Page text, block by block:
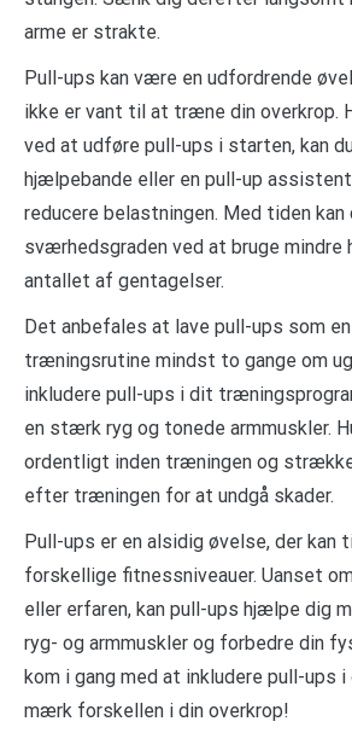
arme er strakte.
Pull-ups kan være en udfordrende
ikke er vant til at træne din overkrop.
ved at udføre pull-ups i starten, kan
hjælpebande eller en pull-up
reducere belastningen. Med tiden
sværhedsgraden ved at bruge mindre
antallet af gentagelser.
Det anbefales at lave pull-ups som
træningsrutine mindst to gange om
inkludere pull-ups i dit
en stærk ryg og tonede armmuskler.
ordentligt inden træningen og
efter træningen for at undgå skader.
Pull-ups er en alsidig øvelse, der kan
forskellige fitnessniveauer. Uanset
eller erfaren, kan pull-ups hjælpe dig
ryg- og armmuskler og forbedre din
kom i gang med at inkludere pull-ups
mærk forskellen i din overkrop!